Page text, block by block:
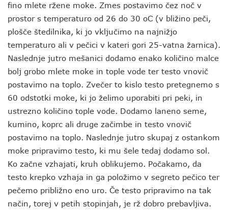
fino mlete ržene moke. Zmes postavimo čez noč v
prostor s temperaturo od 26 do 30 oC (v bližino peči,
plošče štedilnika, ki jo vključimo na najnižjo
temperaturo ali v pečici v kateri gori 25-vatna žarnica).
Naslednje jutro mešanici dodamo enako količino malce
bolj grobo mlete moke in tople vode ter testo vnovič
postavimo na toplo. Zvečer to kislo testo pretegnemo s
60 odstotki moke, ki jo želimo uporabiti pri peki, in
ustrezno količino tople vode. Dodamo laneno seme,
kumino, koprc ali druge začimbe in testo vnovič
postavimo na toplo. Naslednje jutro skupaj z ostankom
moke pripravimo testo, ki mu šele tedaj dodamo sol.
Ko začne vzhajati, kruh oblikujemo. Počakamo, da
testo krepko vzhaja in ga položimo v segreto pečico ter
pečemo približno eno uro. Če testo pripravimo na tak
način, torej v petih stopinjah, je rž dobro prebavljiva.